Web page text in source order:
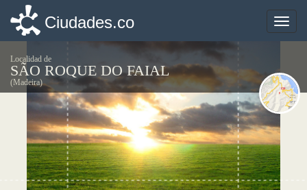
Toggle
Ciudades.co
Localidad de
SÃO ROQUE DO FAIAL
(Madeira)
Toggle
Ciudades.co